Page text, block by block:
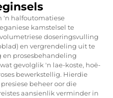
'n halfoutomatiese
kamstelsel te
doseringsvulling
en vergrendeling uit te
en prosesbehandeling
gevolglik 'n lae-koste, hoë-
bewerkstellig. Hierdie
beheer oor die
aansienlik verminder in